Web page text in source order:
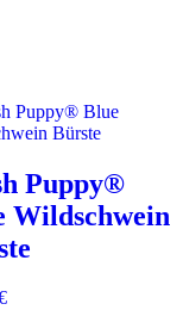
Puppy®
Wildschwein